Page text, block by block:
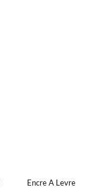
Encre A Levre